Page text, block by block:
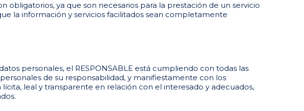
obligatorios, ya que son necesarios para la prestación de un servicio
la información y servicios facilitados sean completamente
personales, el RESPONSABLE está cumpliendo con todas las
de su responsabilidad, y manifiestamente con los
leal y transparente en relación con el interesado y adecuados,